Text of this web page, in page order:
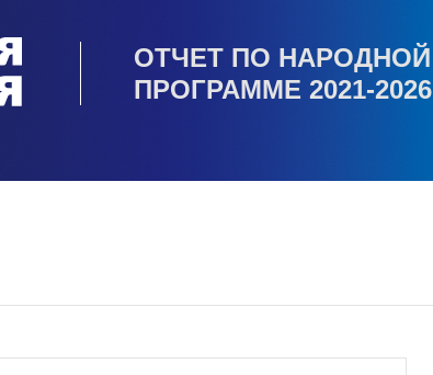
ОТЧЕТ ПО НАРОДНОЙ
ПРОГРАММЕ 2021-2026